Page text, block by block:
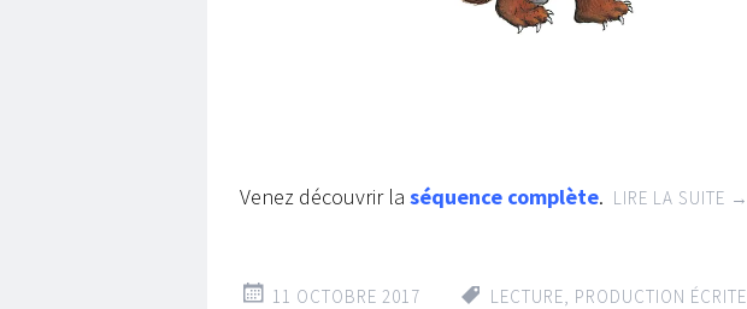
Venez découvrir la séquence complète. LIRE LA SUITE →
11 OCTOBRE 2017 LECTURE, PRODUCTION ÉCRITE